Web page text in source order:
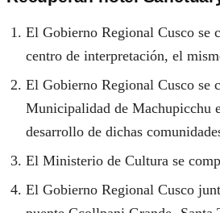
El Gobierno Regional Cusco se
centro de interpretación, el
El Gobierno Regional Cusco
Municipalidad de Machupicchu
desarrollo de dichas
El Ministerio de Cultura se
El Gobierno Regional Cusco